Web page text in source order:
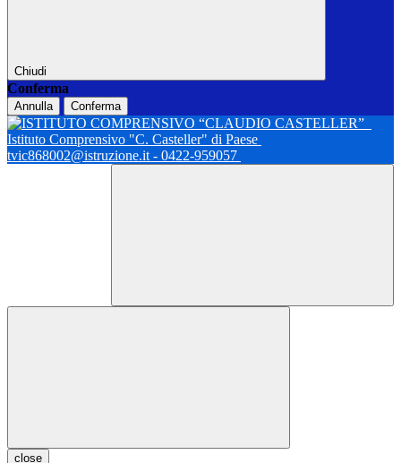
Chiudi
Conferma
Annulla Conferma
Istituto Comprensivo "C. Casteller" di Paese
tvic868002@istruzione.it - 0422-959057
close